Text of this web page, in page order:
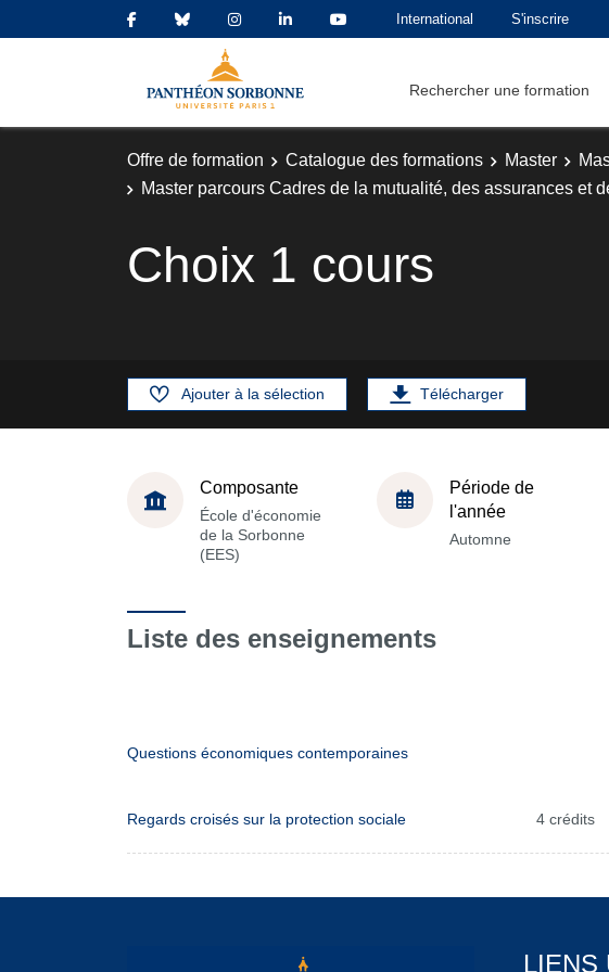
International S'inscrire
Rechercher une formation
Offre de formation Catalogue des formations Master
Master parcours Cadres de la mutualité, des assurances et
Choix 1 cours
Ajouter à la sélection Télécharger
Composante
École d'économie
de la Sorbonne
(EES)
Période de
l'année
Automne
Liste des enseignements
Questions économiques contemporaines
Regards croisés sur la protection sociale 4 crédits
LIENS